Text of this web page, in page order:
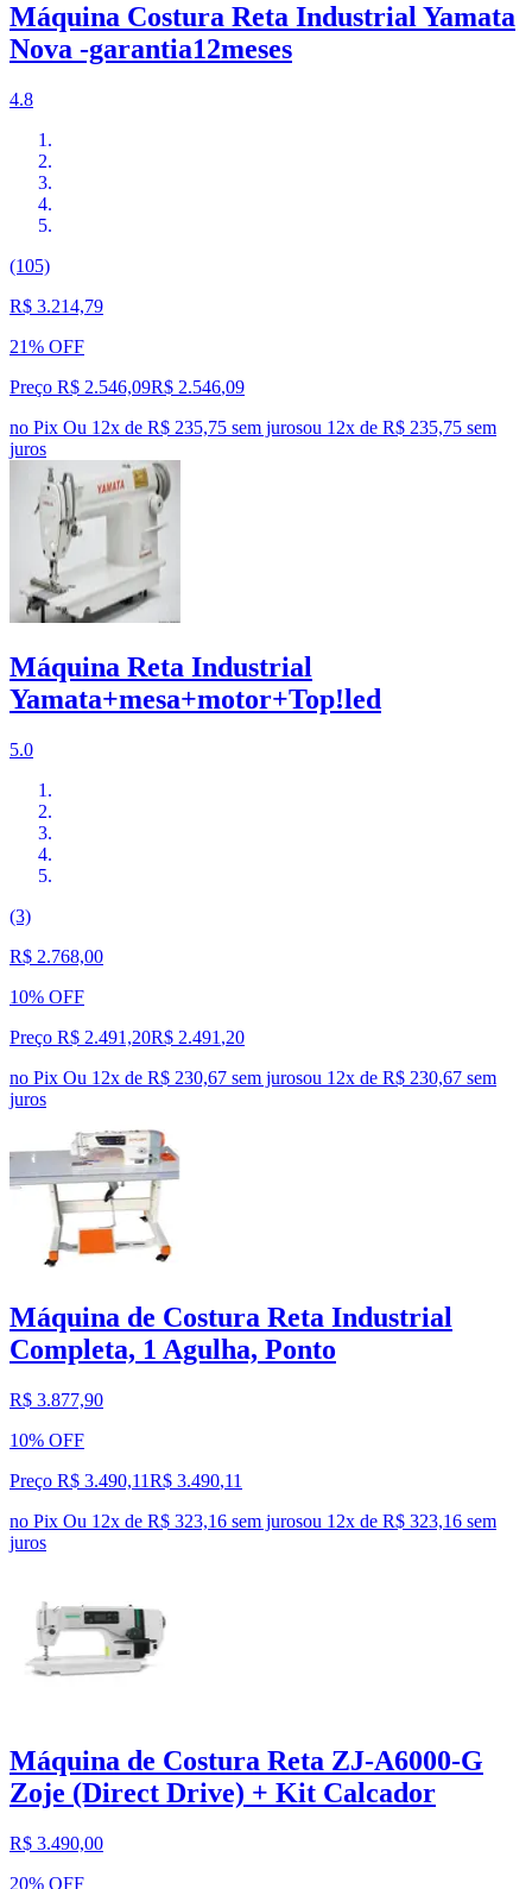
Máquina Costura Reta Industrial Yamata
Nova -garantia12meses
4.8
(105)
R$ 3.214,79
21% OFF
Preço R$ 2.546,09R$ 2.546,09
no Pix Ou 12x de R$ 235,75 sem jurosou 12x de R$ 235,75 sem
juros
Máquina Reta Industrial
Yamata+mesa+motor+Top!led
5.0
(3)
R$ 2.768,00
10% OFF
Preço R$ 2.491,20R$ 2.491 ,20
no Pix Ou 12x de R$ 230,67 sem jurosou 12x de R$ 230,67 sem
juros
Máquina de Costura Reta Industrial
Completa, 1 Agulha, Ponto
R$ 3.877,90
10% OFF
Preço R$ 3.490,11R$ 3.490,11
no Pix Ou 12x de R$ 323,16 sem jurosou 12x de R$ 323,16 sem
juros
Máquina de Costura Reta ZJ-A6000-G
Zoje (Direct Drive) + Kit Calcador
R$ 3.490,00
20% OFF